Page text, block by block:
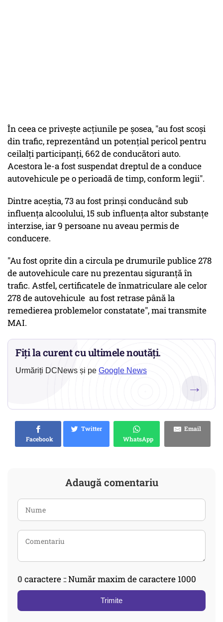
În ceea ce priveşte acţiunile pe şosea, "au fost scoși
din trafic, reprezentând un potențial pericol pentru
ceilalți participanți, 662 de conducători auto.
Acestora le-a fost suspendat dreptul de a conduce
autovehicule pe o perioadă de timp, conform legii".
Dintre aceştia, 73 au fost prinşi conducând sub
influenţa alcoolului, 15 sub influenţa altor substanţe
interzise, iar 9 persoane nu aveau permis de
conducere.
"Au fost oprite din a circula pe drumurile publice 278
de autovehicule care nu prezentau siguranță în
trafic. Astfel, certificatele de înmatriculare ale celor
278 de autovehicule au fost retrase până la
remedierea problemelor constatate", mai transmite
MAI.
Fiți la curent cu ultimele noutăți.
Urmăriți DCNews și pe Google News
→
Facebook
Twitter
WhatsApp
Email
Adaugă comentariu
0 caractere :: Număr maxim de caractere 1000
Trimite